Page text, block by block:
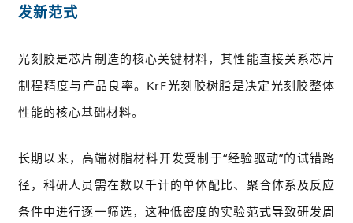
发新范式
光刻胶是芯片制造的核心关键材料，其性能直接关系芯片
制程精度与产品良率。KrF光刻胶树脂是决定光刻胶整体
性能的核心基础材料。
长期以来，高端树脂材料开发受制于“经验驱动”的试错路
径，科研人员需在数以千计的单体配比、聚合体系及反应
条件中进行逐一筛选，这种低密度的实验范式导致研发周